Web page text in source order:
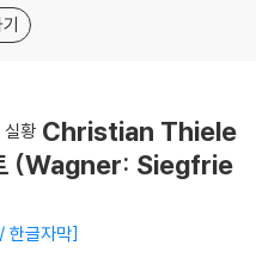
실황 Christian Thiele
(Wagner: Siegfrie
한글자막